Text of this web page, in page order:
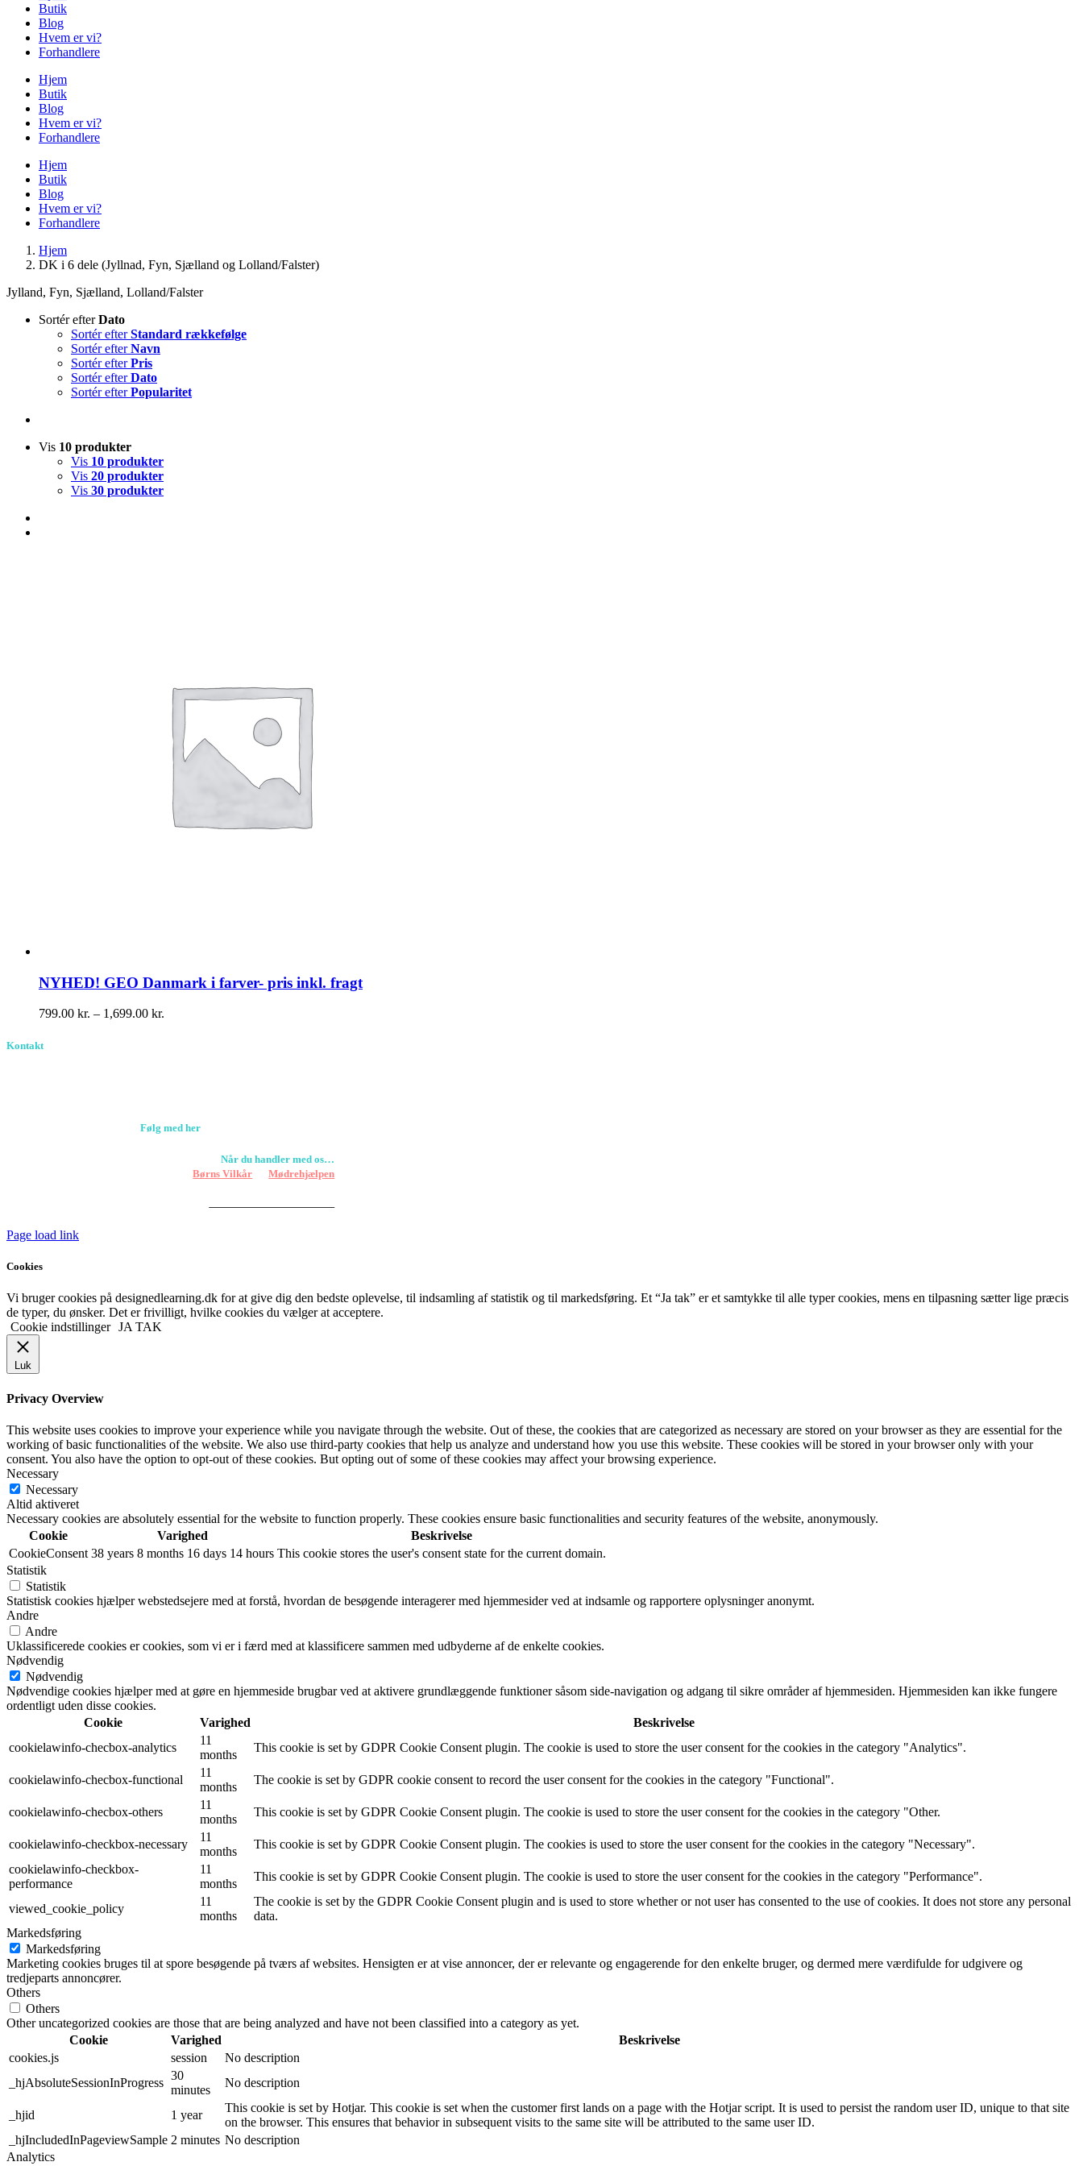
Butik
Blog
Hvem er vi?
Forhandlere
Hjem
Butik
Blog
Hvem er vi?
Forhandlere
Hjem
Butik
Blog
Hvem er vi?
Forhandlere
Hjem
DK i 6 dele (Jyllnad, Fyn, Sjælland og Lolland/Falster)
Jylland, Fyn, Sjælland, Lolland/Falster
Sortér efterDato
Sortér efterStandard rækkefølge
Sortér efterNavn
Sortér efterPris
Sortér efterDato
Sortér efterPopularitet
Vis 10 produkter
Vis 10 produkter
Vis 20 produkter
Vis 30 produkter
NYHED! GEO Danmark i farver- pris inkl. fragt
799.00 kr. – 1,699.00 kr.
Kontakt
Følg med her
Når du handler med os…
Støtter viBørns Vilkår ogMødrehjælpen
Page load link
Cookies
Vi bruger cookies på designedlearning.dk for at give dig den bedste oplevelse, til indsamling af statistik og til markedsføring. Et “Ja tak” er et samtykke til alle typer cookies, mens en tilpasning sætter lige præcis
de typer, du ønsker. Det er frivilligt, hvilke cookies du vælger at acceptere.
Cookie indstillinger JA TAK
Luk
Privacy Overview
This website uses cookies to improve your experience while you navigate through the website. Out of these, the cookies that are categorized as necessary are stored on your browser as they are essential for the
working of basic functionalities of the website. We also use third-party cookies that help us analyze and understand how you use this website. These cookies will be stored in your browser only with your
consent. You also have the option to opt-out of these cookies. But opting out of some of these cookies may affect your browsing experience.
Necessary
Necessary
Altid aktiveret
Necessary cookies are absolutely essential for the website to function properly. These cookies ensure basic functionalities and security features of the website, anonymously.
Cookie
Varighed
Beskrivelse
CookieConsent 38 years 8 months 16 days 14 hours This cookie stores the user's consent state for the current domain.
Statistik
Statistik
Statistisk cookies hjælper webstedsejere med at forstå, hvordan de besøgende interagerer med hjemmesider ved at indsamle og rapportere oplysninger anonymt.
Andre
Andre
Uklassificerede cookies er cookies, som vi er i færd med at klassificere sammen med udbyderne af de enkelte cookies.
Nødvendig
Nødvendig
Nødvendige cookies hjælper med at gøre en hjemmeside brugbar ved at aktivere grundlæggende funktioner såsom side-navigation og adgang til sikre områder af hjemmesiden. Hjemmesiden kan ikke fungere
ordentligt uden disse cookies.
Cookie
Varighed
Beskrivelse
cookielawinfo-checbox-analytics
11
months
This cookie is set by GDPR Cookie Consent plugin. The cookie is used to store the user consent for the cookies in the category "Analytics".
cookielawinfo-checbox-functional
11
months
The cookie is set by GDPR cookie consent to record the user consent for the cookies in the category "Functional".
cookielawinfo-checbox-others
11
months
This cookie is set by GDPR Cookie Consent plugin. The cookie is used to store the user consent for the cookies in the category "Other.
cookielawinfo-checkbox-necessary
11
months
This cookie is set by GDPR Cookie Consent plugin. The cookies is used to store the user consent for the cookies in the category "Necessary".
cookielawinfo-checkbox-
performance
11
months
This cookie is set by GDPR Cookie Consent plugin. The cookie is used to store the user consent for the cookies in the category "Performance".
viewed_cookie_policy
11
months
The cookie is set by the GDPR Cookie Consent plugin and is used to store whether or not user has consented to the use of cookies. It does not store any personal
data.
Markedsføring
Markedsføring
Marketing cookies bruges til at spore besøgende på tværs af websites. Hensigten er at vise annoncer, der er relevante og engagerende for den enkelte bruger, og dermed mere værdifulde for udgivere og
tredjeparts annoncører.
Others
Others
Other uncategorized cookies are those that are being analyzed and have not been classified into a category as yet.
Cookie
Varighed
Beskrivelse
cookies.js
session
No description
_hjAbsoluteSessionInProgress
30
minutes
No description
_hjid 1 year
This cookie is set by Hotjar. This cookie is set when the customer first lands on a page with the Hotjar script. It is used to persist the random user ID, unique to that site
on the browser. This ensures that behavior in subsequent visits to the same site will be attributed to the same user ID.
_hjIncludedInPageviewSample 2 minutes No description
Analytics